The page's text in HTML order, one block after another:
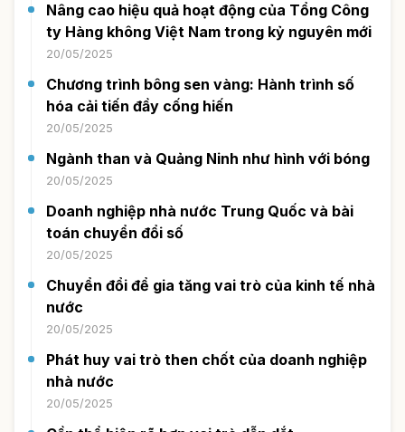
Nâng cao hiệu quả hoạt động của Tổng Công
ty Hàng không Việt Nam trong kỷ nguyên mới
20/05/2025
Chương trình bông sen vàng: Hành trình số
hóa cải tiến đầy cống hiến
20/05/2025
Ngành than và Quảng Ninh như hình với bóng
20/05/2025
Doanh nghiệp nhà nước Trung Quốc và bài
toán chuyển đổi số
20/05/2025
Chuyển đổi để gia tăng vai trò của kinh tế nhà
nước
20/05/2025
Phát huy vai trò then chốt của doanh nghiệp
nhà nước
20/05/2025